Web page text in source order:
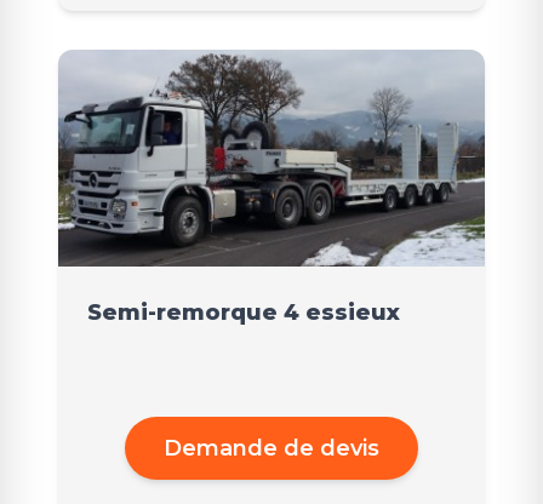
Semi-remorque 4 essieux
Demande de devis